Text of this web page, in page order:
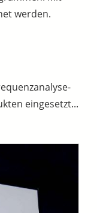
werden.
eingesetzt...